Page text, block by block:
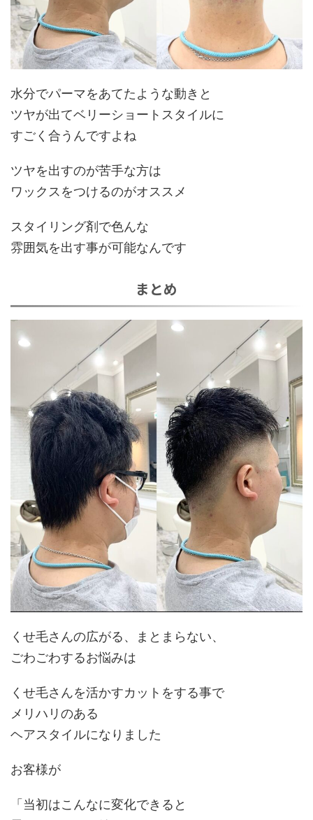
水分でパーマをあてたような動きと
ツヤが出てベリーショートスタイルに
すごく合うんですよね
ツヤを出すのが苦手な方は
ワックスをつけるのがオススメ
スタイリング剤で色んな
雰囲気を出す事が可能なんです
まとめ
くせ毛さんの広がる、まとまらない、
ごわごわするお悩みは
くせ毛さんを活かすカットをする事で
メリハリのある
ヘアスタイルになりました
お客様が
「当初はこんなに変化できると